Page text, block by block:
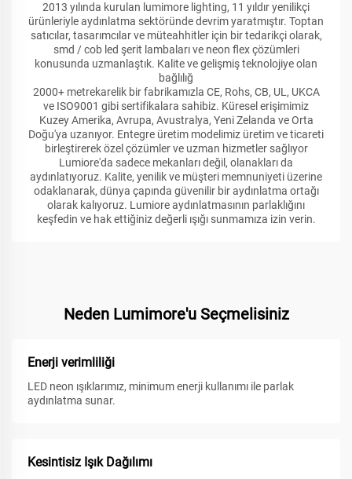
2013 yılında kurulan lumimore lighting, 11 yıldır yenilikçi
ürünleriyle aydınlatma sektöründe devrim yaratmıştır. Toptan
satıcılar, tasarımcılar ve müteahhitler için bir tedarikçi olarak,
smd / cob led şerit lambaları ve neon flex çözümleri
konusunda uzmanlaştık. Kalite ve gelişmiş teknolojiye olan
bağlılığ
2000+ metrekarelik bir fabrikamızla CE, Rohs, CB, UL, UKCA
ve ISO9001 gibi sertifikalara sahibiz. Küresel erişimimiz
Kuzey Amerika, Avrupa, Avustralya, Yeni Zelanda ve Orta
Doğu'ya uzanıyor. Entegre üretim modelimiz üretim ve ticareti
birleştirerek özel çözümler ve uzman hizmetler sağlıyor
Lumiore'da sadece mekanları değil, olanakları da
aydınlatıyoruz. Kalite, yenilik ve müşteri memnuniyeti üzerine
odaklanarak, dünya çapında güvenilir bir aydınlatma ortağı
olarak kalıyoruz. Lumiore aydınlatmasının parlaklığını
keşfedin ve hak ettiğiniz değerli ışığı sunmamıza izin verin.
Neden Lumimore'u Seçmelisiniz
Enerji verimliliği
LED neon ışıklarımız, minimum enerji kullanımı ile parlak
aydınlatma sunar.
Kesintisiz Işık Dağılımı